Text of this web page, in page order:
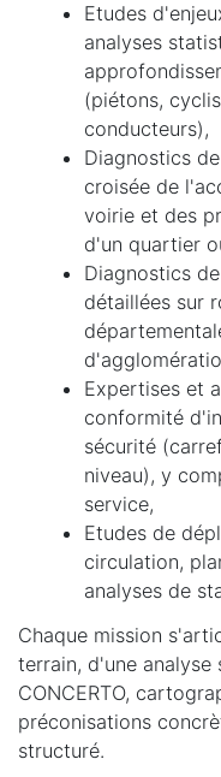
Etudes
analyses
(piétons,
conducteurs),
Diagnostics
croisée de
voirie et des
d'un quartier
Diagnostics
détaillées sur
Expertises et
conformité
sécurité
niveau), y
service,
Etudes de
circulation,
analyses de
Chaque mission
terrain, d'une
CONCERTO,
préconisations
structuré.